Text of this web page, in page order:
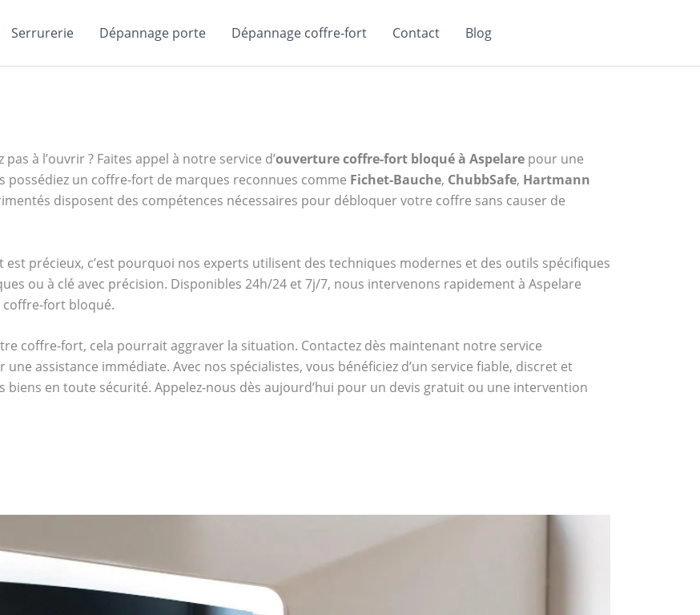
Serrurerie Dépannage porte Dépannage coffre-fort Contact Blog
à l’ouvrir ? Faites appel à notre service d’ouverture coffre-fort bloqué à Aspelare pour une
un coffre-fort de marques reconnues comme Fichet-Bauche, ChubbSafe, Hartmann
disposent des compétences nécessaires pour débloquer votre coffre sans causer de
précieux, c’est pourquoi nos experts utilisent des techniques modernes et des outils spécifiques
ou à clé avec précision. Disponibles 24h/24 et 7j/7, nous intervenons rapidement à Aspelare
coffre-fort bloqué.
coffre-fort, cela pourrait aggraver la situation. Contactez dès maintenant notre service
une assistance immédiate. Avec nos spécialistes, vous bénéficiez d’un service fiable, discret et
biens en toute sécurité. Appelez-nous dès aujourd’hui pour un devis gratuit ou une intervention